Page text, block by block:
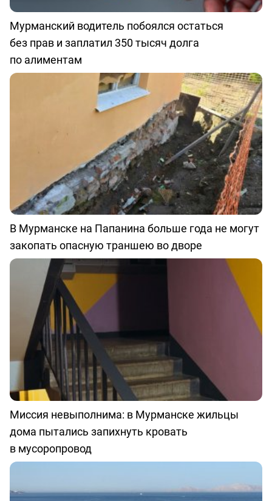
Мурманский водитель побоялся остаться
без прав и заплатил 350 тысяч долга
по алиментам
В Мурманске на Папанина больше года не могут
закопать опасную траншею во дворе
Миссия невыполнима: в Мурманске жильцы
дома пытались запихнуть кровать
в мусоропровод